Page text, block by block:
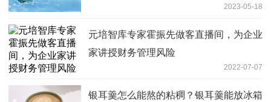
2023-05-18
元培智库专家霍振先做客直播间，为企业
家讲授财务管理风险
2022-07-07
银耳羹怎么能熬的粘稠？银耳羹能放冰箱